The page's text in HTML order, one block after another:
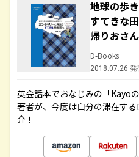
地球の歩
すてきな
帰りおさ
D-Books
2018.07.26 発
英会話本でおなじみの「Kayo
著者が、今度は自分の滞在す
介！